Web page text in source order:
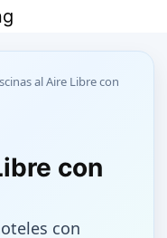
al Aire Libre con
con
con